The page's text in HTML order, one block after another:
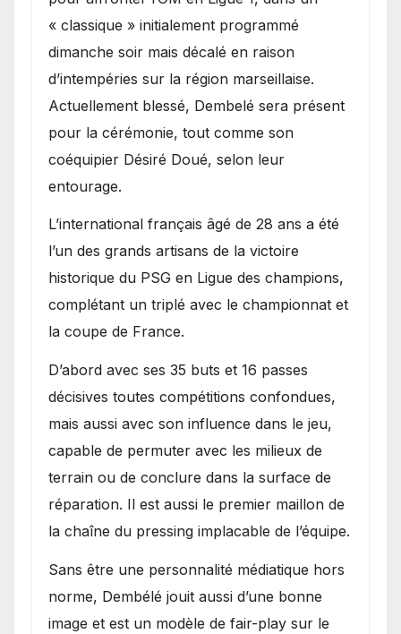
« classique » initialement programmé
dimanche soir mais décalé en raison
d’intempéries sur la région marseillaise.
Actuellement blessé, Dembelé sera présent
pour la cérémonie, tout comme son
coéquipier Désiré Doué, selon leur
entourage.
L’international français âgé de 28 ans a été
l’un des grands artisans de la victoire
historique du PSG en Ligue des champions,
complétant un triplé avec le championnat et
la coupe de France.
D’abord avec ses 35 buts et 16 passes
décisives toutes compétitions confondues,
mais aussi avec son influence dans le jeu,
capable de permuter avec les milieux de
terrain ou de conclure dans la surface de
réparation. Il est aussi le premier maillon de
la chaîne du pressing implacable de l’équipe.
Sans être une personnalité médiatique hors
norme, Dembélé jouit aussi d’une bonne
image et est un modèle de fair-play sur le